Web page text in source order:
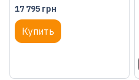
17 795 грн
Купить